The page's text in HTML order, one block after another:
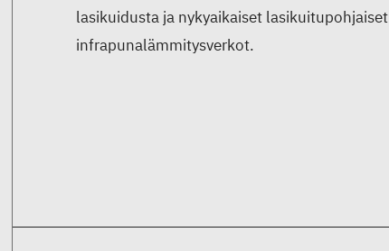
lasikuidusta ja nykyaikaiset lasikuitupohjaiset
infrapunalämmitysverkot.